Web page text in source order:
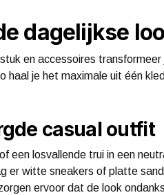
dagelijkse
en accessoires
haal je het maximale uit één
casual outfit
een losvallende trui in een
er witte sneakers of platte
ervoor dat de look